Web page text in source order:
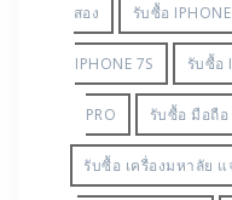
สอง รับซื้อ
IPHONE 7S รับซื้อ
PRO รับซื้อ มือถือ
รับซื้อ เครื่องมหาลัย แ